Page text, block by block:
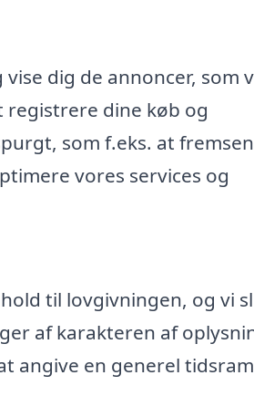
dig de annoncer, som
dine køb og
som f.eks. at
vores services og
til lovgivningen, og vi
af karakteren af
angive en generel